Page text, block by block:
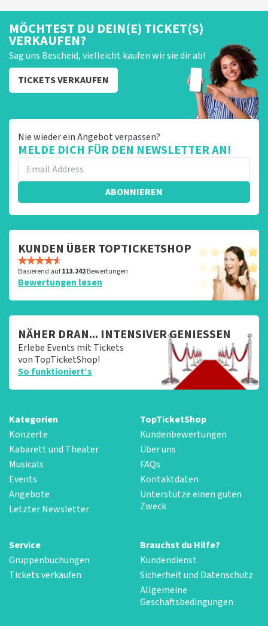
MÖCHTEST DU DEIN(E) TICKET(S)
VERKAUFEN?
Sag uns Bescheid, vielleicht kaufen wir sie dir ab!
TICKETS VERKAUFEN
Nie wieder ein Angebot verpassen?
MELDE DICH FÜR DEN NEWSLETTER AN!
ABONNIEREN
KUNDEN ÜBER TOPTICKETSHOP
Basierend auf113.242Bewertungen
Bewertungen lesen
NÄHER DRAN... INTENSIVER GENIESSEN
Erlebe Events mit Tickets
von TopTicketShop!
So funktioniert‘s
Kategorien
Konzerte
Kabarett und Theater
Musicals
Events
Angebote
Letzter Newsletter
TopTicketShop
Kundenbewertungen
Über uns
FAQs
Kontaktdaten
Unterstütze einen guten
Zweck
Service
Gruppenbuchungen
Tickets verkaufen
Brauchst du Hilfe?
Kundendienst
Sicherheit und Datenschutz
Allgemeine
Geschäftsbedingungen